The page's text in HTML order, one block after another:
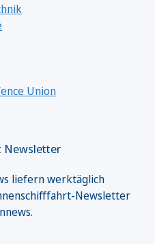
Union
Newsletter
liefern werktäglich
Newsletter